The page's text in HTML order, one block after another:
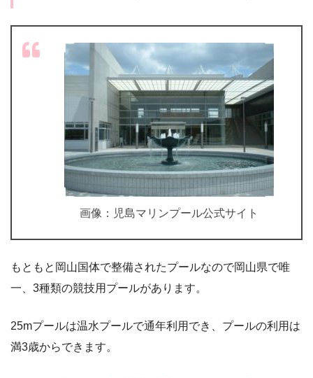
画像：児島マリンプール公式サイト
もともと岡山国体で整備されたプールなので岡山県で唯
一、3種類の競技用プールがあります。
25mプールは温水プールで通年利用でき、プールの利用は
満3歳からできます。